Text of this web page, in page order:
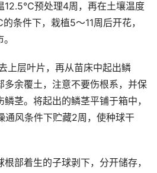
12.5℃预处理4周，再在土壤温度
件下，栽植5～11周后开花，
上层叶片，再从苗床中起出鳞
多余覆土，注意不要伤根系，并保
茎。将起出的鳞茎平铺于箱中，
风条件下贮藏2周，使种球干
部着生的子球剥下，分开储存，